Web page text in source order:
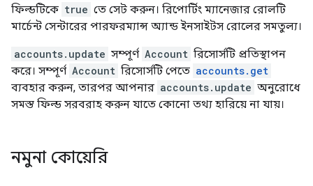
ফিল্ডটিকে true তে সেট করুন। রিপোর্টিং ম্যানেজার রোলটি
মার্চেন্ট সেন্টারের পারফরম্যান্স অ্যান্ড ইনসাইটস রোলের সমতুল্য।
accounts.update সম্পূর্ণ Account রিসোর্সটি প্রতিস্থাপন
করে। সম্পূর্ণ Account রিসোর্সটি পেতে accounts.get
ব্যবহার করুন, তারপর আপনার accounts.update অনুরোধে
সমস্ত ফিল্ড সরবরাহ করুন যাতে কোনো তথ্য হারিয়ে না যায়।
নমুনা কোয়েরি